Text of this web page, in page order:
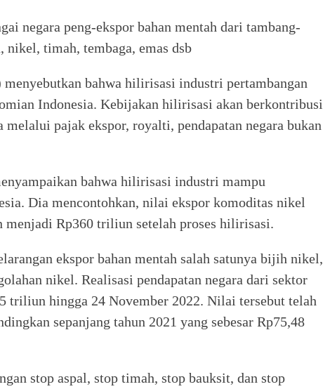
negara peng-ekspor bahan mentah dari tambang-
nikel, timah, tembaga, emas dsb
menyebutkan bahwa hilirisasi industri pertambangan
Indonesia. Kebijakan hilirisasi akan berkontribusi
pajak ekspor, royalti, pendapatan negara bukan
bahwa hilirisasi industri mampu
Dia mencontohkan, nilai ekspor komoditas nikel
Rp360 triliun setelah proses hilirisasi.
ekspor bahan mentah salah satunya bijih nikel,
nikel. Realisasi pendapatan negara dari sektor
triliun hingga 24 November 2022. Nilai tersebut telah
sepanjang tahun 2021 yang sebesar Rp75,48
stop aspal, stop timah, stop bauksit, dan stop